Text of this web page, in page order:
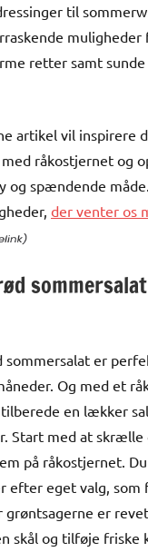
til
muligheder
retter samt sunde
artikel vil inspirere
råkostjernet og
og spændende
der venter os
sommersalat er
Og med et
en lækker
Start med at skrælle
på råkostjernet.
efter eget valg, som
grøntsagerne er
skål og tilføje friske